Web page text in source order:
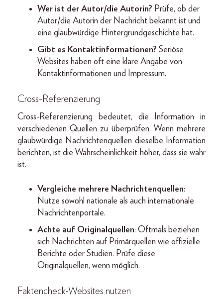
Wer ist der Autor/die Autorin? Prüfe, ob der
Autor/die Autorin der Nachricht bekannt ist und
eine glaubwürdige Hintergrundgeschichte hat.
Gibt es Kontaktinformationen? Seriöse
Websites haben oft eine klare Angabe von
Kontaktinformationen und Impressum.
Cross-Referenzierung
Cross-Referenzierung bedeutet, die Information in
verschiedenen Quellen zu überprüfen. Wenn mehrere
glaubwürdige Nachrichtenquellen dieselbe Information
berichten, ist die Wahrscheinlichkeit höher, dass sie wahr
ist.
Vergleiche mehrere Nachrichtenquellen:
Nutze sowohl nationale als auch internationale
Nachrichtenportale.
Achte auf Originalquellen: Oftmals beziehen
sich Nachrichten auf Primärquellen wie offizielle
Berichte oder Studien. Prüfe diese
Originalquellen, wenn möglich.
Faktencheck-Websites nutzen